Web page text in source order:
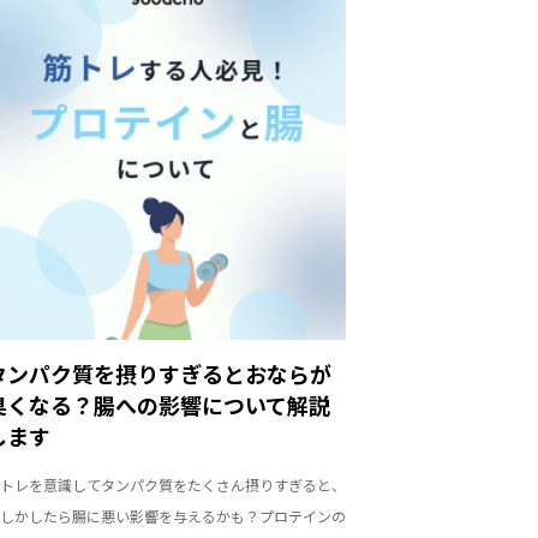
ンパク質を摂りすぎるとおならが
くなる？腸への影響について解説
ます
レを意識してタンパク質をたくさん摂りすぎると、
かしたら腸に悪い影響を与えるかも？プロテインの